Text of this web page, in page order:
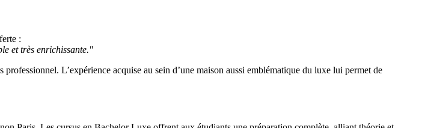
:
et très enrichissante."
L’expérience acquise au sein d’une maison aussi emblématique du luxe lui permet de